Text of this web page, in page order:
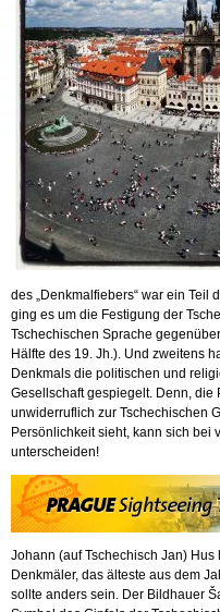
des „Denkmalfiebers“ war ein Teil
ging es um die Festigung der
Tschechischen Sprache
Hälfte des 19. Jh.). Und zweitens
Denkmals die politischen und
Gesellschaft gespiegelt. Denn,
unwiderruflich zur Tschechischen
Persönlichkeit sieht, kann sich bei
unterscheiden!
Johann (auf Tschechisch Jan)
Denkmäler, das älteste aus dem
sollte anders sein. Der Bildhauer